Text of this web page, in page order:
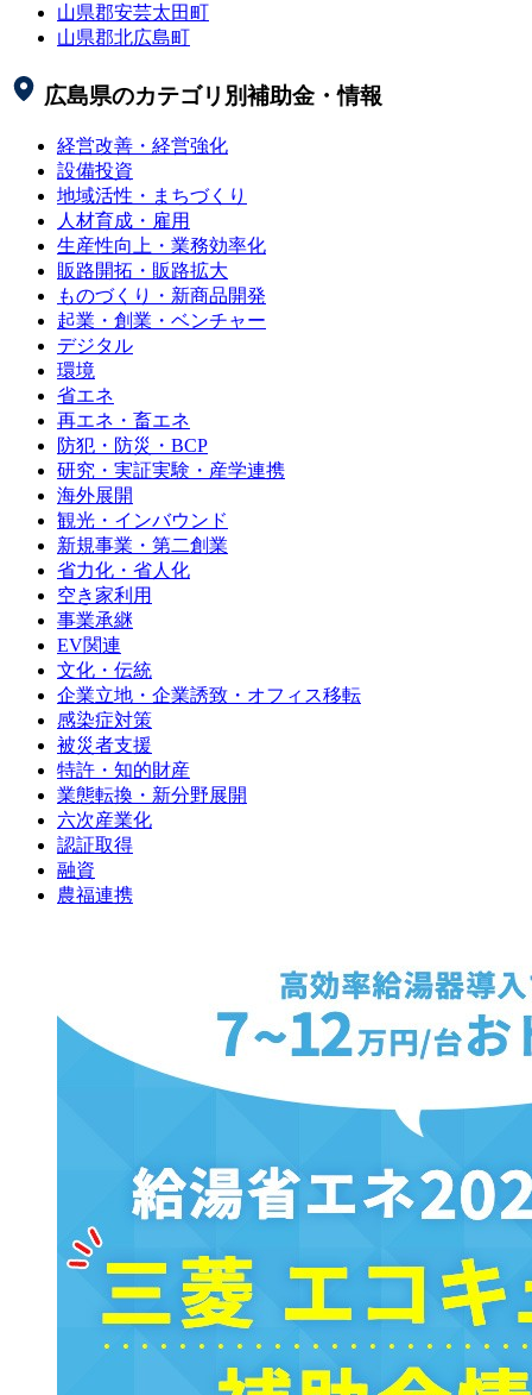
山県郡安芸太田町
山県郡北広島町
広島県のカテゴリ別補助金・情報
経営改善・経営強化
設備投資
地域活性・まちづくり
人材育成・雇用
生産性向上・業務効率化
販路開拓・販路拡大
ものづくり・新商品開発
起業・創業・ベンチャー
デジタル
環境
省エネ
再エネ・畜エネ
防犯・防災・BCP
研究・実証実験・産学連携
海外展開
観光・インバウンド
新規事業・第二創業
省力化・省人化
空き家利用
事業承継
EV関連
文化・伝統
企業立地・企業誘致・オフィス移転
感染症対策
被災者支援
特許・知的財産
業態転換・新分野展開
六次産業化
認証取得
融資
農福連携